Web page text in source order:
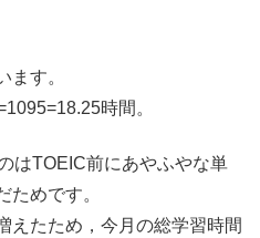
ます。
時間。
はTOEIC前にあやふやな単
ためです。
えたため，今月の総学習時間